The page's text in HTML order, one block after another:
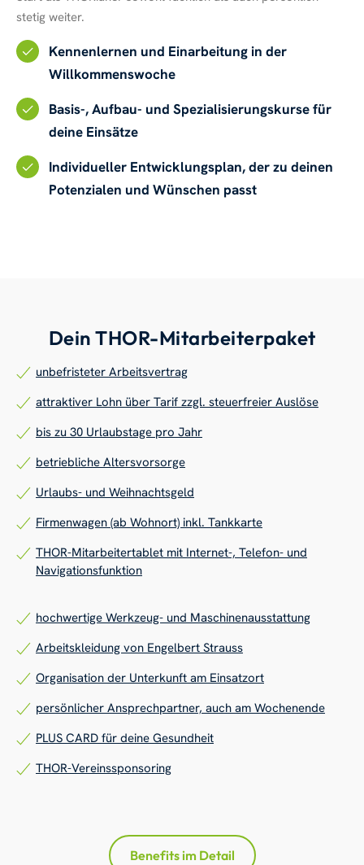
stetig weiter.
Kennenlernen und Einarbeitung in der
Willkommenswoche
Basis-, Aufbau- und Spezialisierungskurse für
deine Einsätze
Individueller Entwicklungsplan, der zu deinen
Potenzialen und Wünschen passt
Dein THOR-Mitarbeiterpaket
unbefristeter Arbeitsvertrag
attraktiver Lohn über Tarif zzgl. steuerfreier Auslöse
bis zu 30 Urlaubstage pro Jahr
betriebliche Altersvorsorge
Urlaubs- und Weihnachtsgeld
Firmenwagen (ab Wohnort) inkl. Tankkarte
THOR-Mitarbeitertablet mit Internet-, Telefon- und
Navigationsfunktion
hochwertige Werkzeug- und Maschinenausstattung
Arbeitskleidung von Engelbert Strauss
Organisation der Unterkunft am Einsatzort
persönlicher Ansprechpartner, auch am Wochenende
PLUS CARD für deine Gesundheit
THOR-Vereinssponsoring
Benefits im Detail